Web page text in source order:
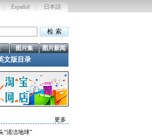
日本語
Español
图片新闻
图片集
文版目录
更多
“清洁地球”